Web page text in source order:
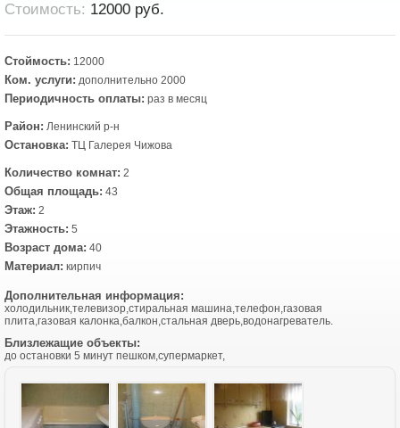
Cтоимость: 12000 руб.
Стоймость: 12000
Ком. услуги: дополнительно 2000
Периодичность оплаты: раз в месяц
Район: Ленинский р-н
Остановка: ТЦ Галерея Чижова
Количество комнат: 2
Общая площадь: 43
Этаж: 2
Этажность: 5
Возраст дома: 40
Материал: кирпич
Дополнительная информация:
холодильник,телевизор,стиральная машина,телефон,газовая
плита,газовая калонка,балкон,стальная дверь,водонагреватель.
Близлежащие объекты:
до остановки 5 минут пешком,супермаркет,